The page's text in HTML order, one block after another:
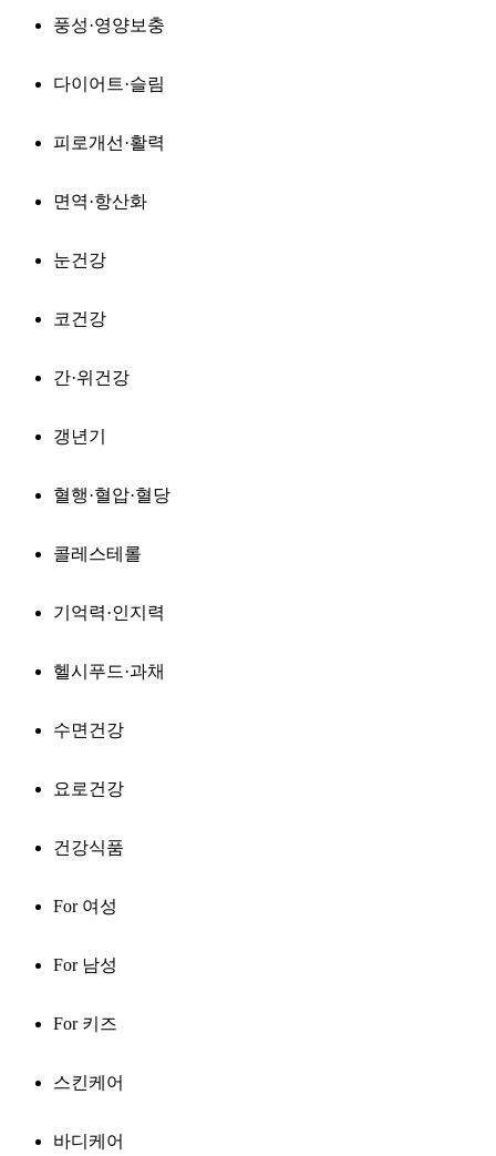
풍성·영양보충
다이어트·슬림
피로개선·활력
면역·항산화
눈건강
코건강
간·위건강
갱년기
혈행·혈압·혈당
콜레스테롤
기억력·인지력
헬시푸드·과채
수면건강
요로건강
건강식품
For 여성
For 남성
For 키즈
스킨케어
바디케어